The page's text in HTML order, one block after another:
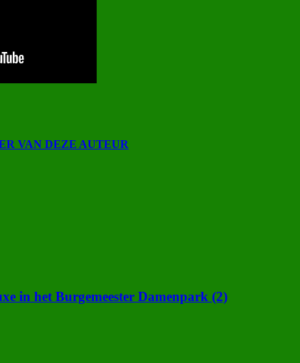
VAN DEZE AUTEUR
in het Burgemeester Damenpark (2)